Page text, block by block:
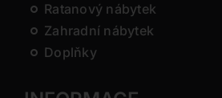
Ratanový nábytek
Zahradní nábytek
Doplňky